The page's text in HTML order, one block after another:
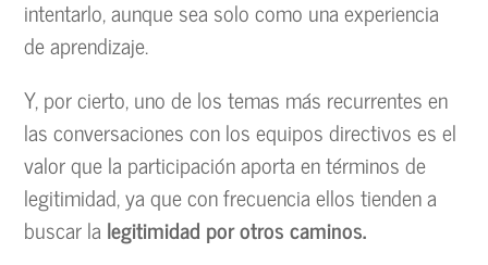
intentarlo, aunque sea solo como una experiencia
de aprendizaje.
Y, por cierto, uno de los temas más recurrentes en
las conversaciones con los equipos directivos es el
valor que la participación aporta en términos de
legitimidad, ya que con frecuencia ellos tienden a
buscar la legitimidad por otros caminos.